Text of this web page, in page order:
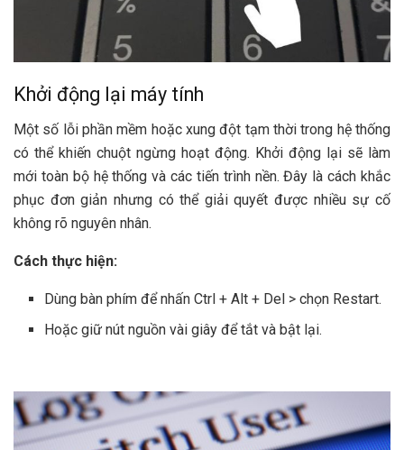
Khởi động lại máy tính
Một số lỗi phần mềm hoặc xung đột tạm thời trong hệ thống
có thể khiến chuột ngừng hoạt động. Khởi động lại sẽ làm
mới toàn bộ hệ thống và các tiến trình nền. Đây là cách khắc
phục đơn giản nhưng có thể giải quyết được nhiều sự cố
không rõ nguyên nhân.
Cách thực hiện:
Dùng bàn phím để nhấn Ctrl + Alt + Del > chọn Restart.
Hoặc giữ nút nguồn vài giây để tắt và bật lại.